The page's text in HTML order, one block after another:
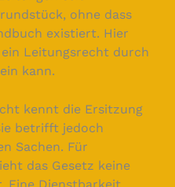
ohne dass
existiert. Hier
Leitungsrecht durch
kann.
kennt die Ersitzung
betrifft jedoch
Sachen. Für
das Gesetz keine